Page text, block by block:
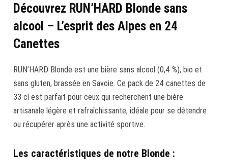
Découvrez RUN’HARD Blonde sans
alcool – L’esprit des Alpes en 24
Canettes
RUN’HARD Blonde est une bière sans alcool (0,4 %), bio et
sans gluten, brassée en Savoie. Ce pack de 24 canettes de
33 cl est parfait pour ceux qui recherchent une bière
artisanale légère et rafraîchissante, idéale pour se détendre
ou récupérer après une activité sportive.
Les caractéristiques de notre Blonde :